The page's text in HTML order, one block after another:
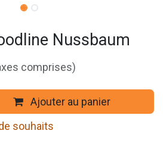
Nussbaum
comprises)
Ajouter au panier
souhaits